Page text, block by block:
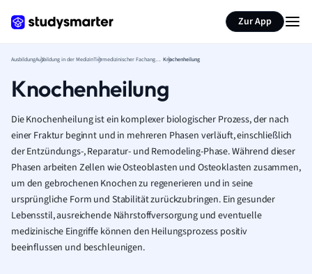
Zur App
AusbildungAusbildung in der Medizin Tiermedizinischer Fachangestellter Ausbildung Knochenheilung
Knochenheilung
Die Knochenheilung ist ein komplexer biologischer Prozess, der nach
einer Fraktur beginnt und in mehreren Phasen verläuft, einschließlich
der Entzündungs-, Reparatur- und Remodeling-Phase. Während dieser
Phasen arbeiten Zellen wie Osteoblasten und Osteoklasten zusammen,
um den gebrochenen Knochen zu regenerieren und in seine
ursprüngliche Form und Stabilität zurückzubringen. Ein gesunder
Lebensstil, ausreichende Nährstoffversorgung und eventuelle
medizinische Eingriffe können den Heilungsprozess positiv
beeinflussen und beschleunigen.